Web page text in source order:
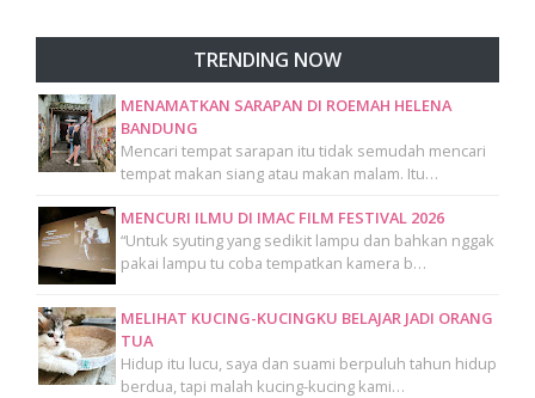
TRENDING NOW
MENAMATKAN SARAPAN DI ROEMAH HELENA
BANDUNG
Mencari tempat sarapan itu tidak semudah mencari
tempat makan siang atau makan malam. Itu…
MENCURI ILMU DI IMAC FILM FESTIVAL 2026
“Untuk syuting yang sedikit lampu dan bahkan nggak
pakai lampu tu coba tempatkan kamera b…
MELIHAT KUCING-KUCINGKU BELAJAR JADI ORANG
TUA
Hidup itu lucu, saya dan suami berpuluh tahun hidup
berdua, tapi malah kucing-kucing kami…